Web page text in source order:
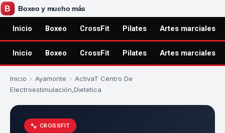
Inicio Boxeo CrossFit Pilates Artes marciales
Inicio Boxeo CrossFit Pilates Artes marciales
Inicio › Ayamonte › ActivaT Centro De
Electroestimulación,Dietetica
CROSSFIT